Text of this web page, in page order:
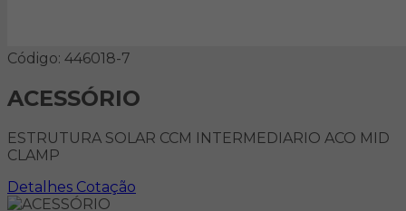
Código: 446018-7
ACESSÓRIO
ESTRUTURA SOLAR CCM INTERMEDIARIO ACO MID
CLAMP
Detalhes Cotação